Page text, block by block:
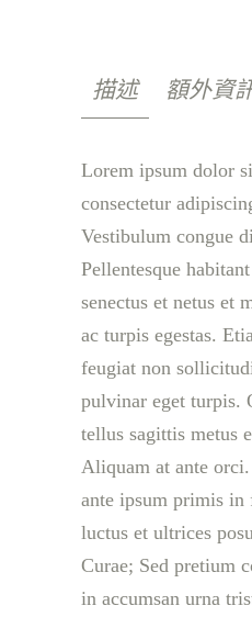
描述 額外資
Lorem ipsum dolor
consectetur
Vestibulum congue
Pellentesque
senectus et netus et
ac turpis egestas.
feugiat non
pulvinar eget turpis.
tellus sagittis metus
Aliquam at ante
ante ipsum primis in
luctus et ultrices
Curae; Sed pretium
in accumsan urna